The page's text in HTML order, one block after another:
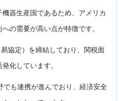
器生産国であるため、アメリカ
の需要が高い点が特徴です。
協定）を締結しており、関税面
化しています。
でも連携が進んでおり、経済安全